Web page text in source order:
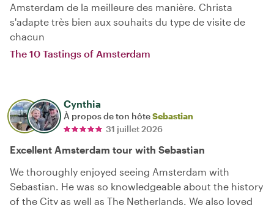
Amsterdam de la meilleure des manière. Christa
s'adapte très bien aux souhaits du type de visite de
chacun
The 10 Tastings of Amsterdam
Cynthia
À propos de ton hôteSebastian
31 juillet 2026
Excellent Amsterdam tour with Sebastian
We thoroughly enjoyed seeing Amsterdam with
Sebastian. He was so knowledgeable about the history
of the City as well as The Netherlands. We also loved